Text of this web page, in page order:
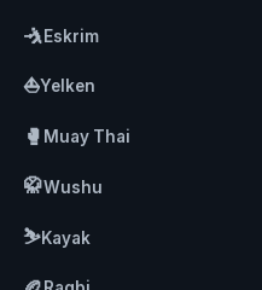
🤺Eskrim
⛵Yelken
🥊 Muay Thai
🥋Wushu
⛷️Kayak